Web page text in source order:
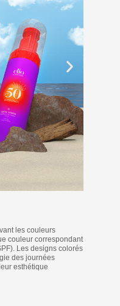
les couleurs
couleur correspondant
Les designs colorés
des journées
esthétique